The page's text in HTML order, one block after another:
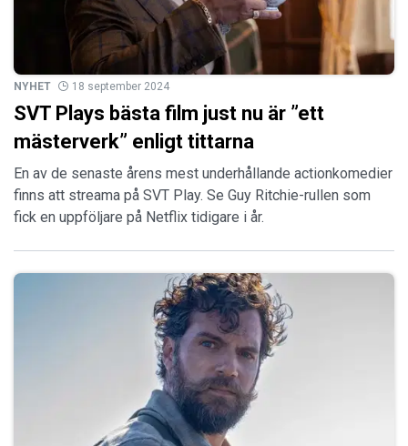
NYHET 18 september 2024
SVT Plays bästa film just nu är ”ett
mästerverk” enligt tittarna
En av de senaste årens mest underhållande actionkomedier
finns att streama på SVT Play. Se Guy Ritchie-rullen som
fick en uppföljare på Netflix tidigare i år.